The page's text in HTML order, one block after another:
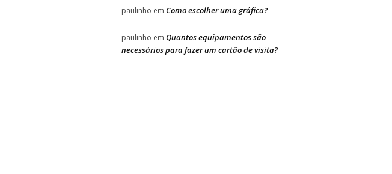
paulinho em Como escolher uma gráfica?
paulinho em Quantos equipamentos são
necessários para fazer um cartão de visita?